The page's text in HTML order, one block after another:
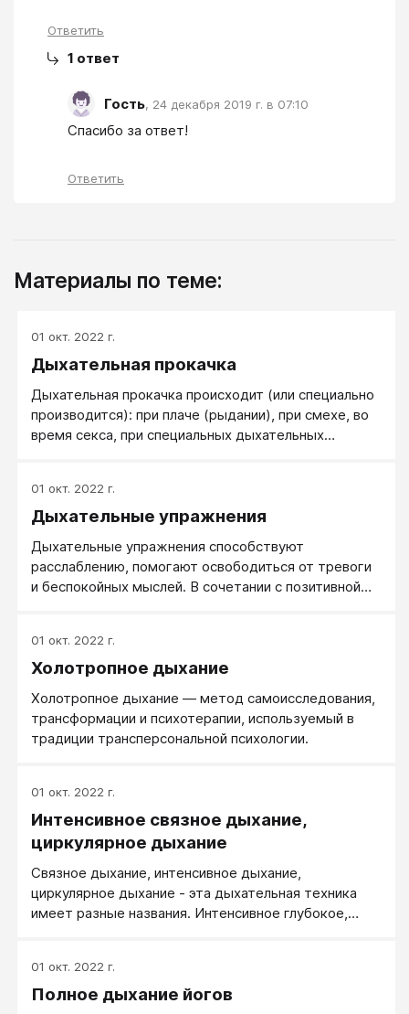
Ответить
1 ответ
Гость, 24 декабря 2019 г. в 07:10
Спасибо за ответ!
Ответить
Материалы по теме:
01 окт. 2022 г.
Дыхательная прокачка
Дыхательная прокачка происходит (или специально
производится): при плаче (рыдании), при смехе, во
время секса, при специальных дыхательных
специальных ситуациях.
01 окт. 2022 г.
Дыхательные упражнения
Дыхательные упражнения способствуют
расслаблению, помогают освободиться от тревоги
и беспокойных мыслей. В сочетании с позитивной
жизнь в целом.
01 окт. 2022 г.
Холотропное дыхание
Холотропное дыхание — метод самоисследования,
трансформации и психотерапии, используемый в
традиции трансперсональной психологии.
01 окт. 2022 г.
Интенсивное связное дыхание,
циркулярное дыхание
Связное дыхание, интенсивное дыхание,
циркулярное дыхание - эта дыхательная техника
имеет разные названия. Интенсивное глубокое,
пассивным выдохом серьезно меняет состояние
сознания.
01 окт. 2022 г.
Полное дыхание йогов